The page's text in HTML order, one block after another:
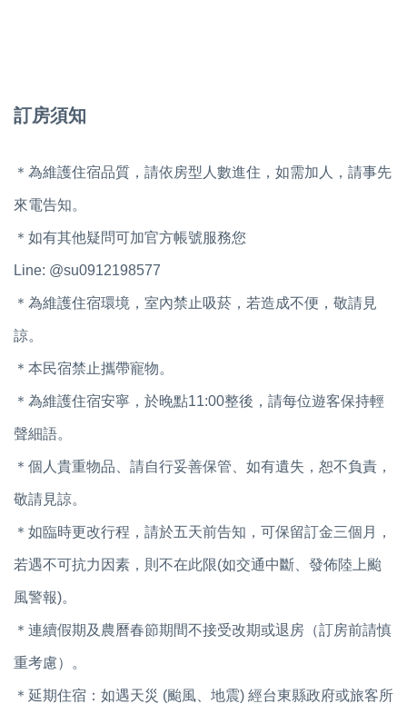
訂房須知
＊為維護住宿品質，請依房型人數進住，如需加人，請事先
來電告知。
＊如有其他疑問可加官方帳號服務您
Line: @su0912198577
＊為維護住宿環境，室內禁止吸菸，若造成不便，敬請見
諒。
＊本民宿禁止攜帶寵物。
＊為維護住宿安寧，於晚點11:00整後，請每位遊客保持輕
聲細語。
＊個人貴重物品、請自行妥善保管、如有遺失，恕不負責，
敬請見諒。
＊如臨時更改行程，請於五天前告知，可保留訂金三個月，
若遇不可抗力因素，則不在此限(如交通中斷、發佈陸上颱
風警報)。
＊連續假期及農曆春節期間不接受改期或退房（訂房前請慎
重考慮）。
＊延期住宿：如遇天災 (颱風、地震) 經台東縣政府或旅客所